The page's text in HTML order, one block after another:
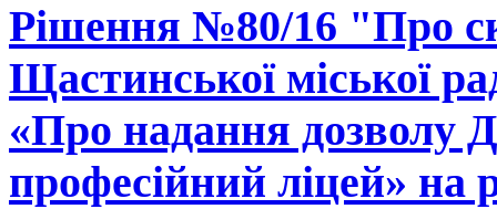
Рішення №80/16 "Про
Щастинської міської
«Про надання
професійний ліцей» на